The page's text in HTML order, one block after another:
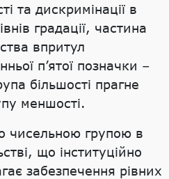
та дискримінації в
градації, частина
впритул
п’ятої позначки –
більшості прагне
меншості.
чисельною групою в
що інституційно
забезпечення рівних